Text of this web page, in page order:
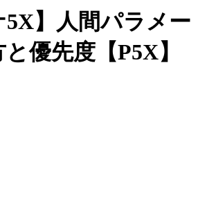
5X】人間パラメー
優先度【P5X】